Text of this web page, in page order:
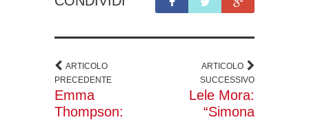
ARTICOLO
PRECEDENTE
Emma
Thompson:
ARTICOLO
SUCCESSIVO
Lele Mora:
“Simona